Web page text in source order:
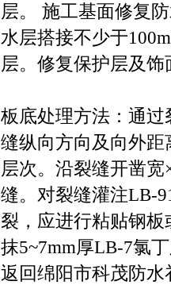
层。 施工基面修复
水层搭接不少于
层。修复保护层及
板底处理方法：通
缝纵向方向及向外
层次。沿裂缝开凿
缝。对裂缝灌注LB-
裂，应进行粘贴钢
抹5~7mm厚LB-7氯
返回绵阳市科茂防